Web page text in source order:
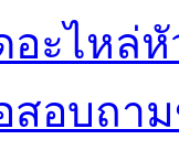
อะไหล่
สอบถา